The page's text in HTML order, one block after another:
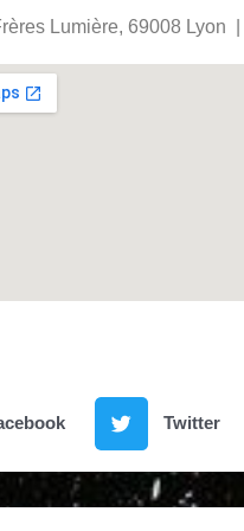
Lumière, 69008 Lyon ‎ |
Twitter